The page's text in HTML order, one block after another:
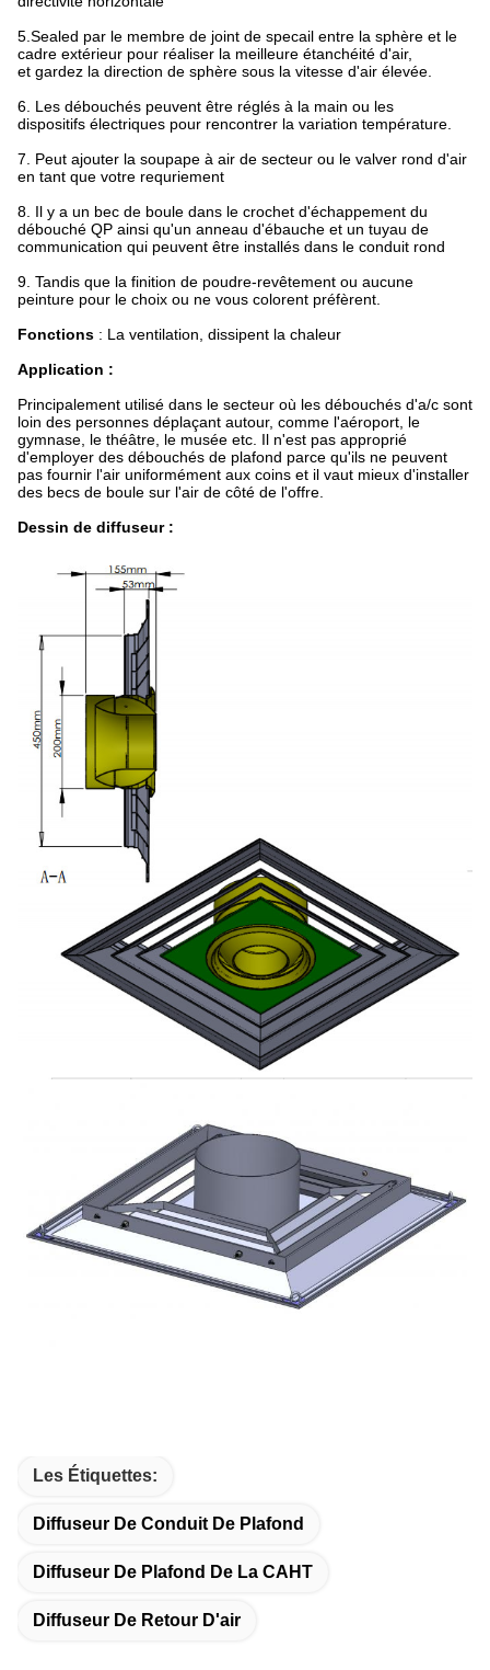
5.Sealed par le membre de joint de specail entre la sphère et le
cadre extérieur pour réaliser la meilleure étanchéité d'air,
et gardez la direction de sphère sous la vitesse d'air élevée.
6. Les débouchés peuvent être réglés à la main ou les
dispositifs électriques pour rencontrer la variation température.
7. Peut ajouter la soupape à air de secteur ou le valver rond d'air
en tant que votre requriement
8. Il y a un bec de boule dans le crochet d'échappement du
débouché QP ainsi qu'un anneau d'ébauche et un tuyau de
communication qui peuvent être installés dans le conduit rond
9. Tandis que la finition de poudre-revêtement ou aucune
peinture pour le choix ou ne vous colorent préfèrent.
Fonctions : La ventilation, dissipent la chaleur
Application :
Principalement utilisé dans le secteur où les débouchés d'a/c sont
loin des personnes déplaçant autour, comme l'aéroport, le
gymnase, le théâtre, le musée etc. Il n'est pas approprié
d'employer des débouchés de plafond parce qu'ils ne peuvent
pas fournir l'air uniformément aux coins et il vaut mieux d'installer
des becs de boule sur l'air de côté de l'offre.
Dessin de diffuseur :
Les Étiquettes:
Diffuseur De Conduit De Plafond
Diffuseur De Plafond De La CAHT
Diffuseur De Retour D'air